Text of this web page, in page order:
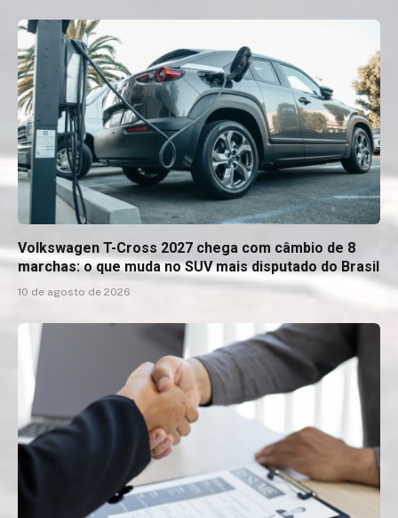
Volkswagen T-Cross 2027 chega com câmbio de 8
marchas: o que muda no SUV mais disputado do Brasil
10 de agosto de 2026